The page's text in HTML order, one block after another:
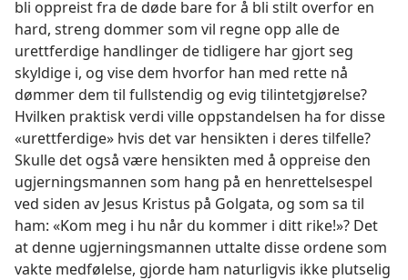
bli oppreist fra de døde bare for å bli stilt overfor en
hard, streng dommer som vil regne opp alle de
urettferdige handlinger de tidligere har gjort seg
skyldige i, og vise dem hvorfor han med rette nå
dømmer dem til fullstendig og evig tilintetgjørelse?
Hvilken praktisk verdi ville oppstandelsen ha for disse
«urettferdige» hvis det var hensikten i deres tilfelle?
Skulle det også være hensikten med å oppreise den
ugjerningsmannen som hang på en henrettelsespel
ved siden av Jesus Kristus på Golgata, og som sa til
ham: «Kom meg i hu når du kommer i ditt rike!»? Det
at denne ugjerningsmannen uttalte disse ordene som
vakte medfølelse, gjorde ham naturligvis ikke plutselig